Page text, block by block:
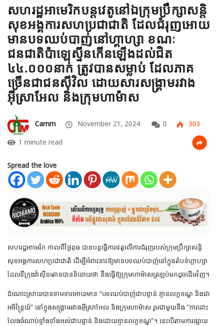
សហរដ្ឋអាមេរិកបន្តវេតូនៅឯក្រុមប្រឹក្សាសន្តិ
សុខអង្គការសហប្រជាជាតិ ដែលជំរុញអោយ
មានបទឈប់បាញ់នៅហ្គាហ្សា ខណៈ
ជនជាតិប៉ាឡេស្ទីនកើនឡើងដល់ជិត
៤៤.០០០នាក់ ត្រូវបានសម្លាប់ ដែលភាគ
ច្រើនជាជនស៊ីវិល ដោយសារសង្គ្រាមរវាង
អ៊ីស្រាអែល និងក្រុមហាម៉ាស
Camm November 21, 2024 0
303
1 minute read
Spread the love
សហរដ្ឋអាមេរិក កាលពីថ្ងៃពុធ បានបន្តធ្វើការវេតូលើការជំរុញរបស់ក្រុមប្រឹក្សាសន្តិ
សុខអង្គការសហប្រជាជាតិ ដើម្បីអំពាវនាវឱ្យមានបទឈប់បាញ់នៅក្នុងតំបន់ហ្គាហ្សា
ដែលទីក្រុងវ៉ាស៊ីនតោនបាននិយាយថា នឹងធ្វើឱ្យក្រុមហាម៉ាសត្រឡប់មកដូចដើមវិញ។
ដំណោះស្រាយបានទាមទារអោយមាន “បទឈប់បាញ់ជាបន្ទាន់ គ្មានលក្ខខណ្ឌ និងជា
អចិន្ត្រៃយ៍” នៅក្នុងសង្រ្គាមរវាងអ៊ីស្រាអែល និងក្រុមហាម៉ាស រួមជាមួយនឹង “ការដោះ
លែងចំណាប់ខ្មាំងទាំងអស់ជាបន្ទាន់ និងដោយគ្មានលក្ខខណ្ឌ”។ នេះបើតាមការផ្សាយ